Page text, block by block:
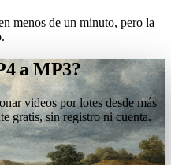
menos de un minuto, pero la
a MP3?
videos por lotes desde más
gratis, sin registro ni cuenta.